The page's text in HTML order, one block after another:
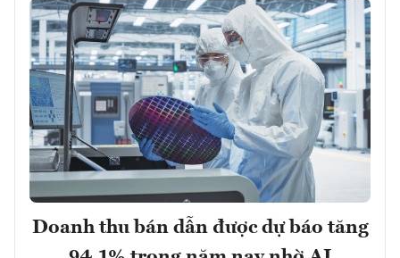
Doanh thu bán dẫn được dự báo tăng